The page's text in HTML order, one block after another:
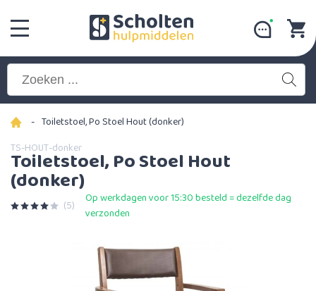
- Toiletstoel, Po Stoel Hout (donker)
TS-HOUT-donker
Toiletstoel, Po Stoel Hout
(donker)
(5)
Op werkdagen voor 15:30 besteld = dezelfde dag
verzonden